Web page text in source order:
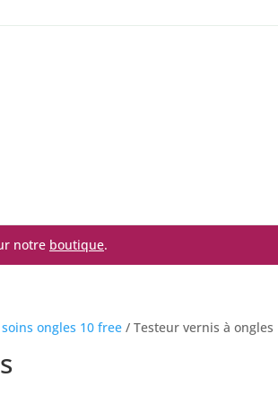
notre boutique.
ongles 10 free / Testeur vernis à ongles